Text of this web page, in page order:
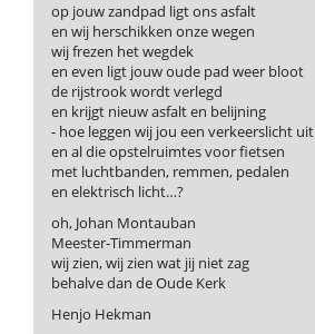
op jouw zandpad ligt ons asfalt
en wij herschikken onze wegen
wij frezen het wegdek
en even ligt jouw oude pad weer bloot
de rijstrook wordt verlegd
en krijgt nieuw asfalt en belijning
- hoe leggen wij jou een verkeerslicht uit
en al die opstelruimtes voor fietsen
met luchtbanden, remmen, pedalen
en elektrisch licht…?
oh, Johan Montauban
Meester-Timmerman
wij zien, wij zien wat jij niet zag
behalve dan de Oude Kerk
Henjo Hekman